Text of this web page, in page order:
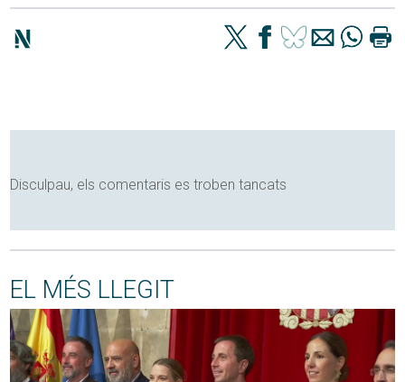
Disculpau, els comentaris es troben tancats
EL MÉS LLEGIT